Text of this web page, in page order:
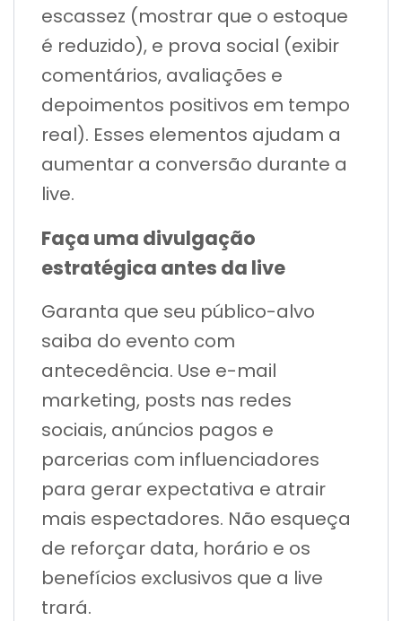
escassez (mostrar que o estoque
é reduzido), e prova social (exibir
comentários, avaliações e
depoimentos positivos em tempo
real). Esses elementos ajudam a
aumentar a conversão durante a
live.
Faça uma divulgação
estratégica antes da live
Garanta que seu público-alvo
saiba do evento com
antecedência. Use e-mail
marketing, posts nas redes
sociais, anúncios pagos e
parcerias com influenciadores
para gerar expectativa e atrair
mais espectadores. Não esqueça
de reforçar data, horário e os
benefícios exclusivos que a live
trará.